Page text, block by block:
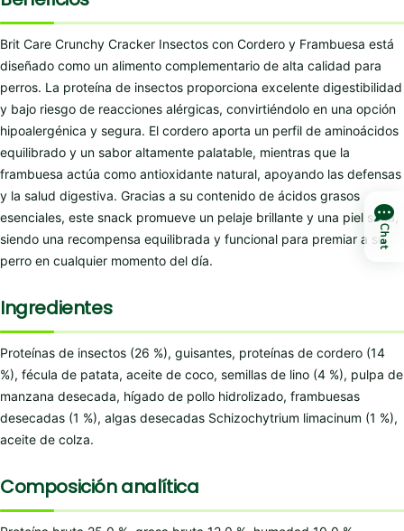
Brit Care Crunchy Cracker Insectos con Cordero y Frambuesa está
diseñado como un alimento complementario de alta calidad para
perros. La proteína de insectos proporciona excelente digestibilidad
y bajo riesgo de reacciones alérgicas, convirtiéndolo en una opción
hipoalergénica y segura. El cordero aporta un perfil de aminoácidos
equilibrado y un sabor altamente palatable, mientras que la
frambuesa actúa como antioxidante natural, apoyando las defensas
y la salud digestiva. Gracias a su contenido de ácidos grasos
esenciales, este snack promueve un pelaje brillante y una piel sana,
siendo una recompensa equilibrada y funcional para premiar a su
perro en cualquier momento del día.
Ingredientes
Proteínas de insectos (26 %), guisantes, proteínas de cordero (14
%), fécula de patata, aceite de coco, semillas de lino (4 %), pulpa de
manzana desecada, hígado de pollo hidrolizado, frambuesas
desecadas (1 %), algas desecadas Schizochytrium limacinum (1 %),
aceite de colza.
Composición analítica
Chat